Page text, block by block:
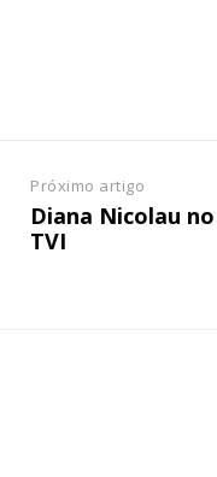
Próximo artigo
Diana Nicolau
TVI